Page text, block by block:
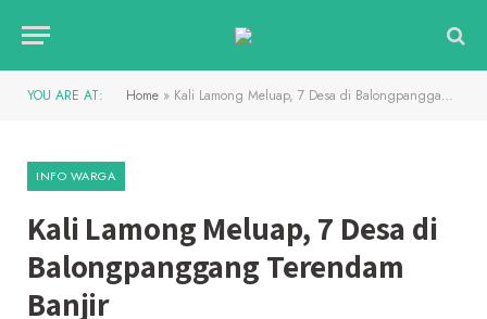
YOU ARE AT: Home » Kali Lamong Meluap, 7 Desa di Balongpanggang Terendam Banjir
INFO WARGA
Kali Lamong Meluap, 7 Desa di
Balongpanggang Terendam
Banjir